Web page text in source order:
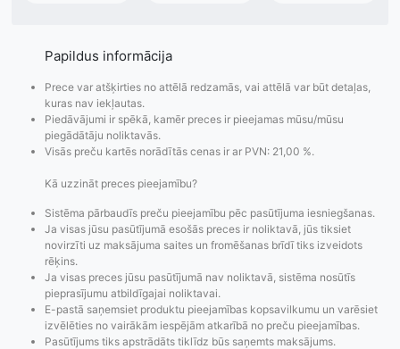
Pasūtījumu statusa
maiņas
paziņojumi,
Izsekošana,
Visi pieejamie
piegādes veidi un
to izmaksas bez
lietotāja konta
Papildus informācija
Prece var atšķirties no attēlā redzamās, vai attēlā var būt detaļas,
kuras nav iekļautas.
Piedāvājumi ir spēkā, kamēr preces ir pieejamas mūsu/mūsu
piegādātāju noliktavās.
Visās preču kartēs norādītās cenas ir ar PVN: 21,00 %.
Kā uzzināt preces pieejamību?
Sistēma pārbaudīs preču pieejamību pēc pasūtījuma iesniegšanas.
Ja visas jūsu pasūtījumā esošās preces ir noliktavā, jūs tiksiet
novirzīti uz maksājuma saites un fromēšanas brīdī tiks izveidots
rēķins.
Ja visas preces jūsu pasūtījumā nav noliktavā, sistēma nosūtīs
pieprasījumu atbildīgajai noliktavai.
E-pastā saņemsiet produktu pieejamības kopsavilkumu un varēsiet
izvēlēties no vairākām iespējām atkarībā no preču pieejamības.
Pasūtījums tiks apstrādāts tiklīdz būs saņemts maksājums.